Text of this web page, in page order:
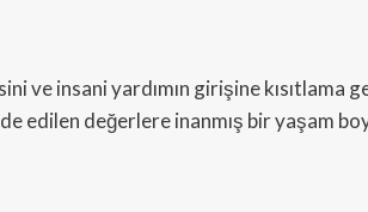
ve insani yardımın girişine kısıtlama
edilen değerlere inanmış bir yaşam